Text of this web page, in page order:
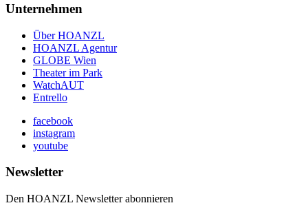
Unternehmen
Über HOANZL
HOANZL Agentur
GLOBE Wien
Theater im Park
WatchAUT
Entrello
facebook
instagram
youtube
Newsletter
Den HOANZL Newsletter abonnieren